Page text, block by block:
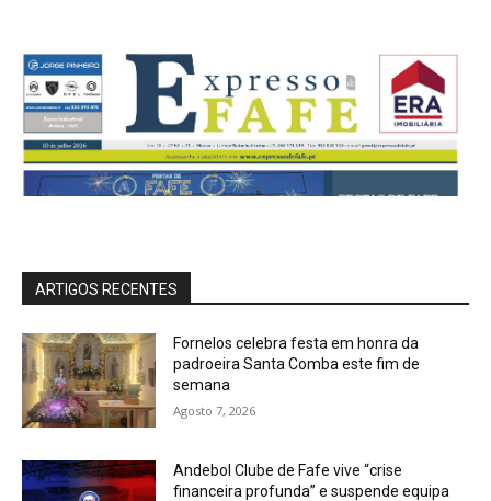
ARTIGOS RECENTES
Fornelos celebra festa em honra da
padroeira Santa Comba este fim de
semana
Agosto 7, 2026
Andebol Clube de Fafe vive “crise
financeira profunda” e suspende equipa